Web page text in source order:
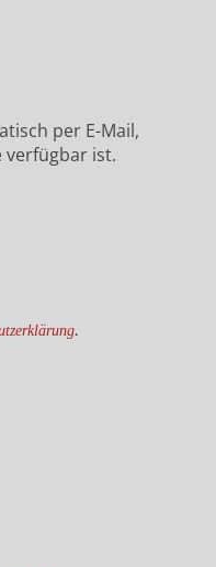
per E-Mail,
verfügbar ist.
.